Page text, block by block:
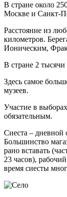
В стране около
Москве и Санкт-
Расстояние из
километров.
Ионическим,
В стране 2
Здесь самое
музеев.
Участие в
обязательным.
Сиеста – дневной
Большинство
рано вставать
23 часов),
время сиесты